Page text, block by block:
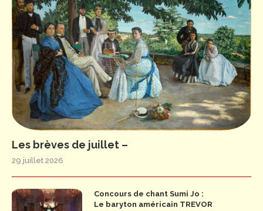
Les brèves de juillet –
29 juillet 2026
Concours de chant Sumi Jo :
Le baryton américain TREVOR